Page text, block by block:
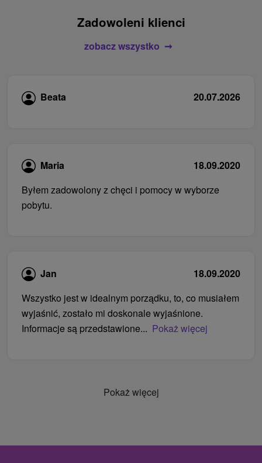
Zadowoleni klienci
zobacz wszystko
Beata 20.07.2026
Maria
18.09.2020
Byłem zadowolony z chęci i pomocy w wyborze
pobytu.
Jan
18.09.2020
Wszystko jest w idealnym porządku, to, co musiałem
wyjaśnić, zostało mi doskonale wyjaśnione.
Informacje są przedstawione... Pokaż więcej
Pokaż więcej